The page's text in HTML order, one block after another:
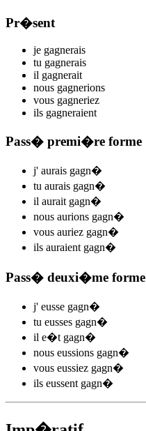
Pr�sent
je gagnerais
tu gagnerais
il gagnerait
nous gagnerions
vous gagneriez
ils gagneraient
Pass� premi�re forme
j' aurais gagn�
tu aurais gagn�
il aurait gagn�
nous aurions gagn�
vous auriez gagn�
ils auraient gagn�
Pass� deuxi�me forme
j' eusse gagn�
tu eusses gagn�
il e�t gagn�
nous eussions gagn�
vous eussiez gagn�
ils eussent gagn�